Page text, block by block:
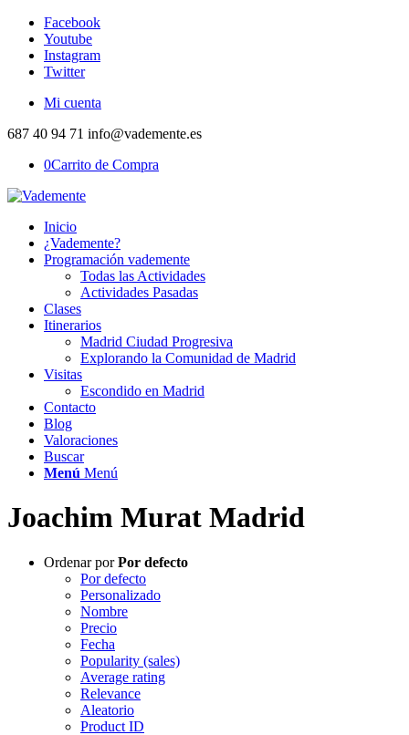
Facebook
Youtube
Instagram
Twitter
Mi cuenta
687 40 94 71 info@vademente.es
0Carrito de Compra
Inicio
¿Vademente?
Programación vademente
Todas las Actividades
Actividades Pasadas
Clases
Itinerarios
Madrid Ciudad Progresiva
Explorando la Comunidad de Madrid
Visitas
Escondido en Madrid
Contacto
Blog
Valoraciones
Buscar
Menú Menú
Joachim Murat Madrid
Ordenar porPor defecto
Por defecto
Personalizado
Nombre
Precio
Fecha
Popularity (sales)
Average rating
Relevance
Aleatorio
Product ID